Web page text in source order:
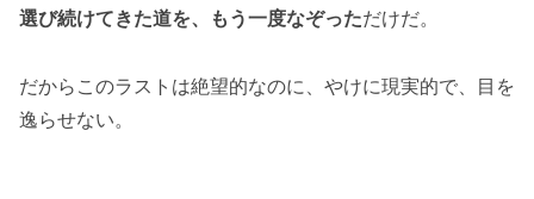
選び続けてきた道を、もう一度なぞっただけだ。
だからこのラストは絶望的なのに、やけに現実的で、目を
逸らせない。